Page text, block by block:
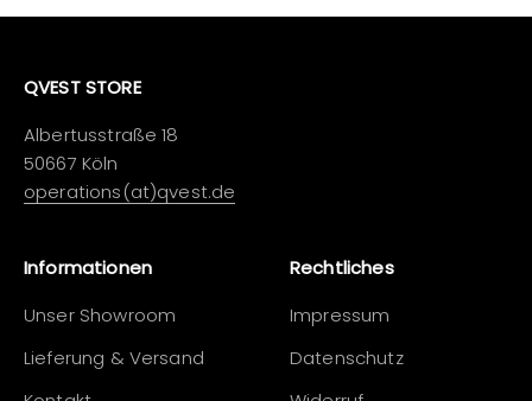
QVEST STORE
Albertusstraße 18
50667 Köln
operations(at)qvest.de
Informationen
Unser Showroom
Lieferung & Versand
Rechtliches
Impressum
Datenschutz